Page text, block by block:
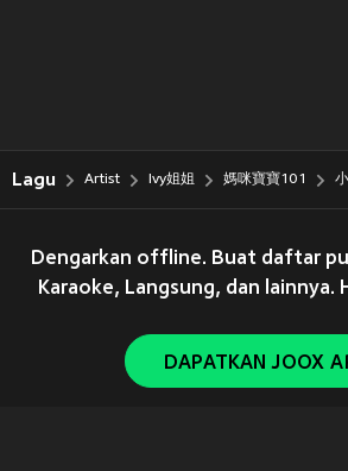
Lagu Artist Ivy姐姐 媽咪寶寶101
Dengarkan offline. Buat daftar
Karaoke, Langsung, dan lainnya.
DAPATKAN JOOX